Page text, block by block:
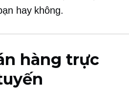
hay không.
hàng trực